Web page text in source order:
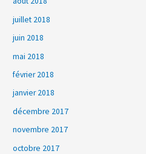
juillet 2018
juin 2018
mai 2018
février 2018
janvier 2018
décembre 2017
novembre 2017
octobre 2017